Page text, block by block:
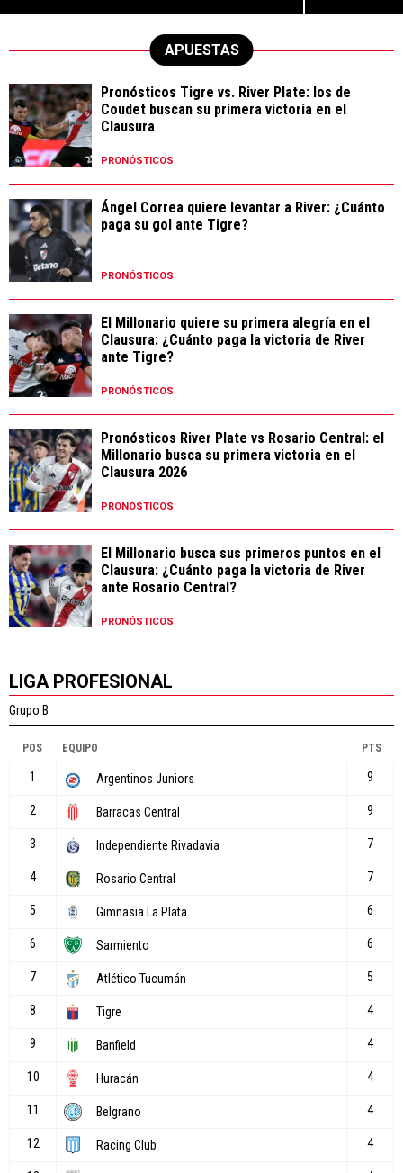
APUESTAS
Pronósticos Tigre vs. River Plate: los de
Coudet buscan su primera victoria en el
Clausura
PRONÓSTICOS
Ángel Correa quiere levantar a River: ¿Cuánto
paga su gol ante Tigre?
PRONÓSTICOS
El Millonario quiere su primera alegría en el
Clausura: ¿Cuánto paga la victoria de River
ante Tigre?
PRONÓSTICOS
Pronósticos River Plate vs Rosario Central: el
Millonario busca su primera victoria en el
Clausura 2026
PRONÓSTICOS
El Millonario busca sus primeros puntos en el
Clausura: ¿Cuánto paga la victoria de River
ante Rosario Central?
PRONÓSTICOS
LIGA PROFESIONAL